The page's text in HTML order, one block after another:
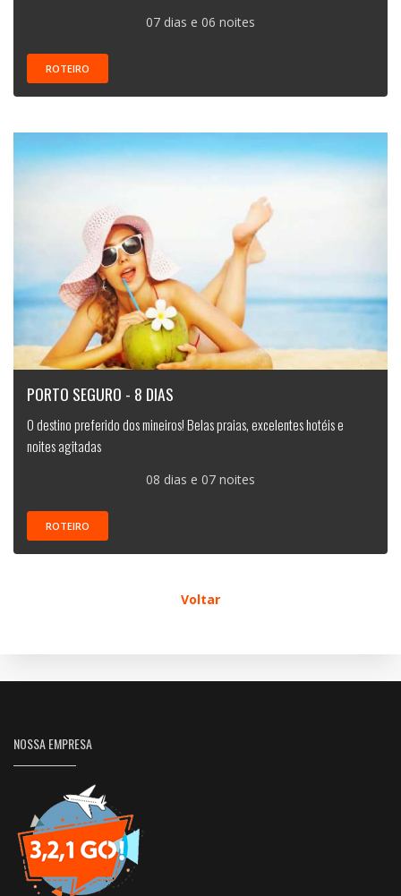
07 dias e 06 noites
ROTEIRO
PORTO SEGURO - 8 DIAS
O destino preferido dos mineiros! Belas praias, excelentes hotéis e
noites agitadas
08 dias e 07 noites
ROTEIRO
Voltar
NOSSA EMPRESA